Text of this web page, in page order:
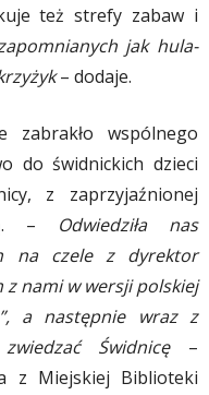
też strefy zabaw i
jak hula-
– dodaje.
zabrakło wspólnego
do świdnickich dzieci
z zaprzyjaźnionej
– Odwiedziła nas
na czele z dyrektor
z nami w wersji polskiej
a następnie wraz z
Świdnicę–
z Miejskiej Biblioteki